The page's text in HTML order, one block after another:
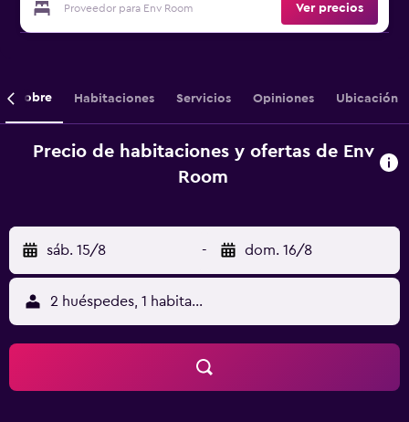
Proveedor para Env Room Ver precios
Sobre Habitaciones Servicios Opiniones Ubicación
Precio de habitaciones y ofertas de Env
Room
sáb. 15/8 - dom. 16/8
2 huéspedes, 1 habitación